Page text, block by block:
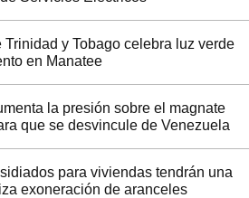
y Tobago celebra luz verde
en Manatee
la presión sobre el magnate
que se desvincule de Venezuela
para viviendas tendrán una
exoneración de aranceles